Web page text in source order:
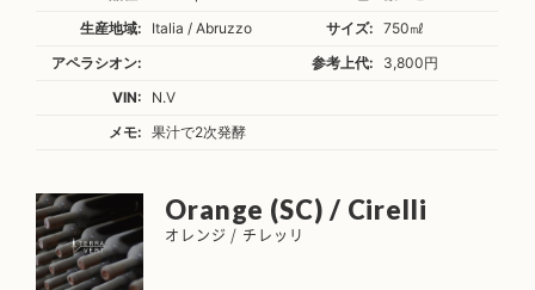
生産地域:
Italia / Abruzzo サイズ:
750㎖
アペラシオン:
参考上代:
3,800円
VIN:
N.V
メモ:
果汁で2次発酵
Orange (SC) / Cirelli
オレンジ / チレッリ